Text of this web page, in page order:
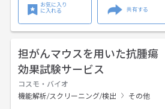
お気に入り
に入れる
共有する
担がんマウスを用いた抗腫瘍
効果試験サービス
コスモ・バイオ
機能解析/スクリーニング/検出
その他